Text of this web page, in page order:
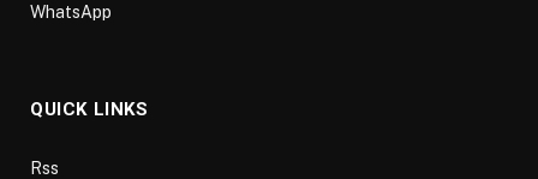
WhatsApp
QUICK LINKS
Rss